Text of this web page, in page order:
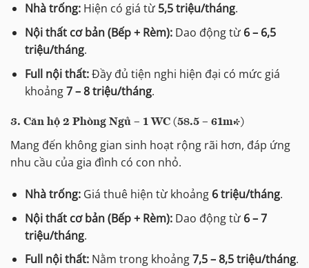
Nhà trống:Hiện có giá từ 5,5 triệu/tháng.
Nội thất cơ bản (Bếp + Rèm):Dao động từ 6 – 6,5
triệu/tháng.
Full nội thất:Đầy đủ tiện nghi hiện đại có mức giá
khoảng7 – 8 triệu/tháng.
3. Căn hộ 2 Phòng Ngủ – 1 WC (58.5 – 61m²)
Mang đến không gian sinh hoạt rộng rãi hơn, đáp ứng
nhu cầu của gia đình có con nhỏ.
Nhà trống:Giá thuê hiện từ khoảng 6 triệu/tháng.
Nội thất cơ bản (Bếp + Rèm):Dao động từ 6 – 7
triệu/tháng.
Full nội thất:Nằm trong khoảng7,5 – 8,5 triệu/tháng.